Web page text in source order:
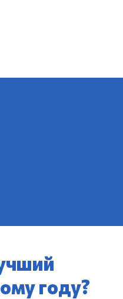
году?